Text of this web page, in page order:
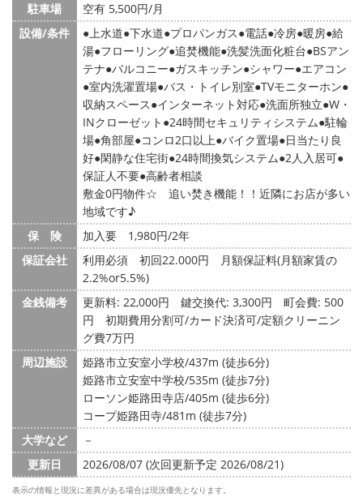
駐車場
空有 5,500円/月
設備/条件
上水道 下水道 プロパンガス 電話 冷房 暖房 給
湯 フローリング 追焚機能 洗髪洗面化粧台 BSアン
テナ バルコニー ガスキッチン シャワー エアコン
室内洗濯置場 バス・トイレ別室 TVモニターホン
収納スペース インターネット対応 洗面所独立 W・
INクローゼット 24時間セキュリティシステム 駐輪
場 角部屋 コンロ2口以上 バイク置場 日当たり良
好 閑静な住宅街 24時間換気システム 2人入居可
保証人不要 高齢者相談
敷金0円物件☆ 追い焚き機能！！近隣にお店が多い
地域です♪
保 険
加入要 1,980円/2年
保証会社
利用必須 初回22.000円 月額保証料(月額家賃の
2.2%or5.5%)
金銭備考
更新料: 22,000円 鍵交換代: 3,300円
町会費: 500
円
初期費用分割可/カード決済可/定額クリーニン
グ費7万円
周辺施設
姫路市立安室小学校/437m (徒歩6分)
姫路市立安室中学校/535m (徒歩7分)
ローソン姫路田寺店/405m (徒歩6分)
コープ姫路田寺/481m (徒歩7分)
大学など
－
更新日
2026/08/07 (次回更新予定 2026/08/21)
表示の情報と現況に差異がある場合は現況優先となります。